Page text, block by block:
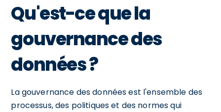
Qu'est-ce que la
gouvernance des
données ?
La gouvernance des données est l'ensemble des
processus, des politiques et des normes qui